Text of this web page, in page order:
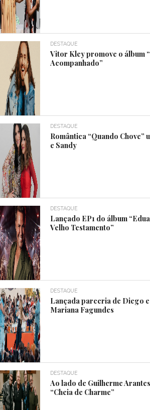
DESTAQUE
Vitor Kley promove o álbum
Acompanhado”
DESTAQUE
Romântica “Quando Chove”
e Sandy
DESTAQUE
Lançado EP1 do álbum
Velho Testamento”
DESTAQUE
Lançada parceria de Diego
Mariana Fagundes
DESTAQUE
Ao lado de Guilherme
“Cheia de Charme”